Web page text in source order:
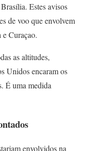
Estes avisos
de voo que envolvem
Curaçao.
as altitudes,
Unidos encaram os
É uma medida
envolvidos na